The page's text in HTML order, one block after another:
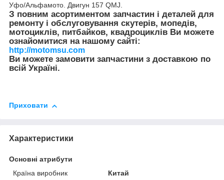
Уфо/Альфамото. Двигун 157 QMJ.
З повним асортиментом запчастин і деталей для
ремонту і обслуговування скутерів, мопедів,
мотоциклів, питбайков, квадроциклів Ви можете
ознайомитися на нашому сайті:
http://motomsu.com
Ви можете замовити запчастини з доставкою по
всій Україні.
Приховати
Характеристики
Основні атрибути
Країна виробник
Китай